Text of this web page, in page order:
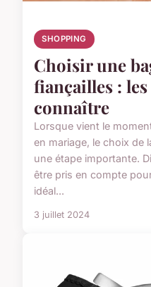
SHOPPING
Choisir une
fiançailles :
connaître
Lorsque vient le
en mariage, le choix de
une étape importante.
être pris en compte
idéal...
3 juillet 2024